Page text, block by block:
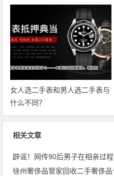
女人选二手表和男人选二手表与
什么不同？
相关文章
辟谣！网传90后男子在相亲过
徐州奢侈品管家回收二手奢侈品